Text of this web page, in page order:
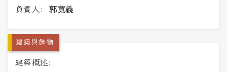
負責人: 郭寬義
建築與飾物
建築概述: